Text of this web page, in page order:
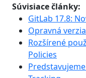
Súvisiace články:
GitLab 17.8:
Opravná
Rozšírené
Policies